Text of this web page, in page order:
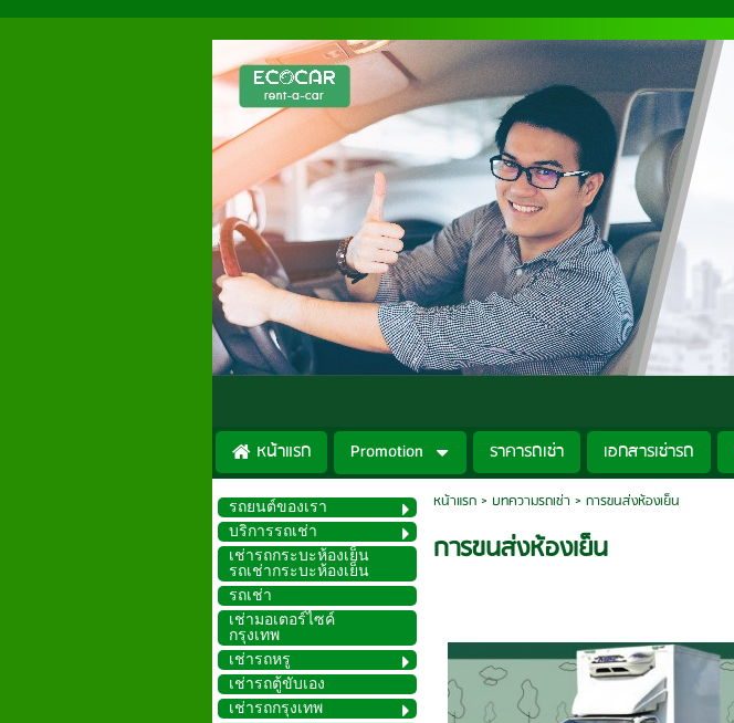
หน้าแรก Promotion ราคารถเช่า เอกสารเช่ารถ
รถยนต์ของเรา
บริการรถเช่า
เช่ารถกระบะห้องเย็น
รถเช่ากระบะห้องเย็น
รถเช่า
เช่ามอเตอร์ไซค์
กรุงเทพ
เช่ารถหรู
เช่ารถตู้ขับเอง
เช่ารถกรุงเทพ
หน้าแรก> บทความรถเช่า > การขนส่งห้องเย็น
การขนส่งห้องเย็น